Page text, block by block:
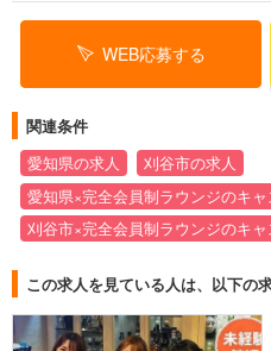
WEB応募する
関連条件
愛知県の求人
刈谷市の求人
愛知県×完全会員制ラウンジのキャ
刈谷市×完全会員制ラウンジのキャ
この求人を見ている人は、以下の